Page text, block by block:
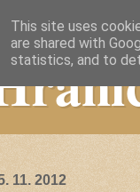
11. 2012
This site uses
are shared with
statistics, and to